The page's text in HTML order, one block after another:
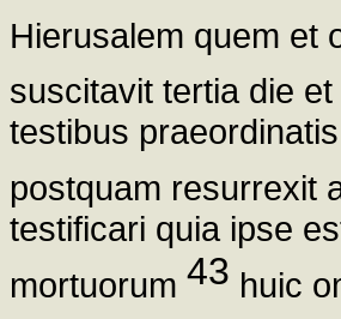
Hierusalem quem et
suscitavit tertia die
testibus
postquam resurrexit
testificari quia ipse
mortuorum 43 huic